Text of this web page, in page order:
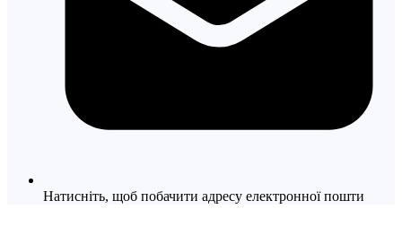
Натисніть, щоб побачити адресу електронної пошти